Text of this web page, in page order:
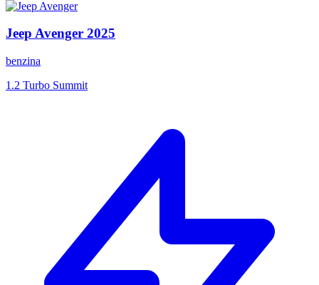
Jeep Avenger 2025
benzina
1.2 Turbo Summit